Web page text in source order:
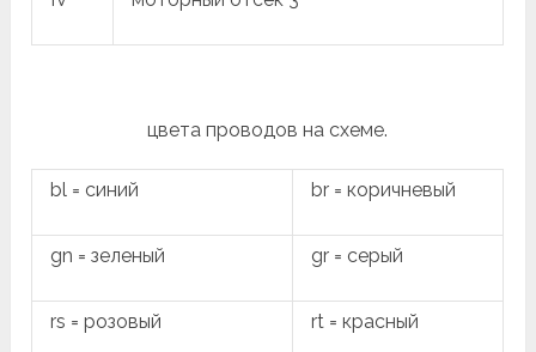
цвета проводов на схеме.
bl = синий br = коричневый
gn = зеленый gr = серый
rs = розовый rt = красный